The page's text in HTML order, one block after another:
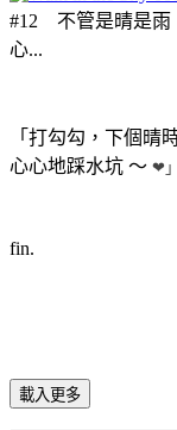
#12 不管是晴是雨
心...
「打勾勾，下個晴
心心地踩水坑 ～ ❤」
fin.
載入更多